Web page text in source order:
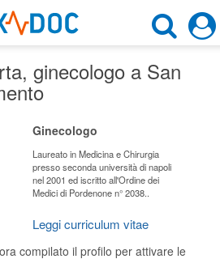
×
di ricerca
×
uno specialista
(PN)
CERCA
, ginecologo a San
Ginecologo
Laureato in Medicina e Chirurgia
presso seconda università di napoli
nel 2001 ed iscritto all'Ordine dei
Medici di Pordenone n° 2038..
Leggi curriculum vitae
compilato il profilo per attivare le